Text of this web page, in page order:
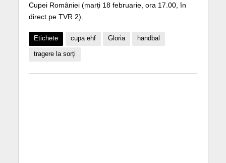
Cupei României (marți 18 februarie, ora 17.00, în
direct pe TVR 2).
Etichete cupa ehf Gloria handbal
tragere la sorți